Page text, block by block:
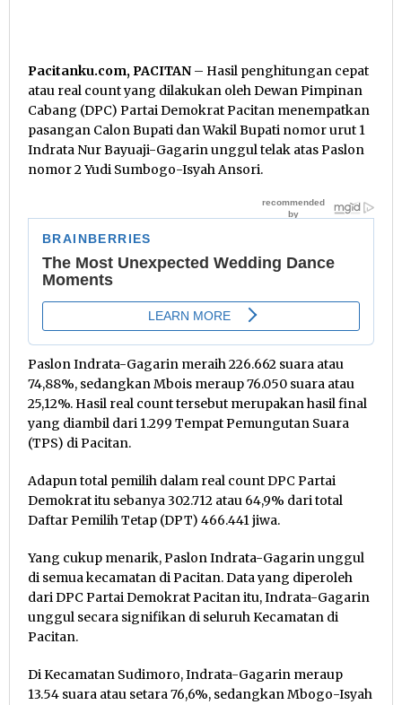
Pacitanku.com, PACITAN – Hasil penghitungan cepat
atau real count yang dilakukan oleh Dewan Pimpinan
Cabang (DPC) Partai Demokrat Pacitan menempatkan
pasangan Calon Bupati dan Wakil Bupati nomor urut 1
Indrata Nur Bayuaji-Gagarin unggul telak atas Paslon
nomor 2 Yudi Sumbogo-Isyah Ansori.
Paslon Indrata-Gagarin meraih 226.662 suara atau
74,88%, sedangkan Mbois meraup 76.050 suara atau
25,12%. Hasil real count tersebut merupakan hasil final
yang diambil dari 1.299 Tempat Pemungutan Suara
(TPS) di Pacitan.
Adapun total pemilih dalam real count DPC Partai
Demokrat itu sebanya 302.712 atau 64,9% dari total
Daftar Pemilih Tetap (DPT) 466.441 jiwa.
Yang cukup menarik, Paslon Indrata-Gagarin unggul
di semua kecamatan di Pacitan. Data yang diperoleh
dari DPC Partai Demokrat Pacitan itu, Indrata-Gagarin
unggul secara signifikan di seluruh Kecamatan di
Pacitan.
Di Kecamatan Sudimoro, Indrata-Gagarin meraup
13.54 suara atau setara 76,6%, sedangkan Mbogo-Isyah